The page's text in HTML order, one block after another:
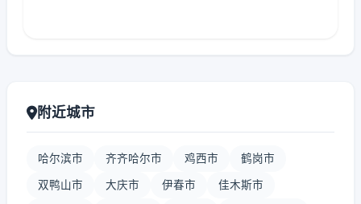
附近城市
哈尔滨市 齐齐哈尔市 鸡西市 鹤岗市
双鸭山市 大庆市 伊春市 佳木斯市